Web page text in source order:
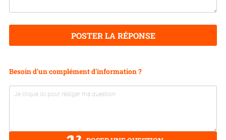
POSTER LA RÉPONSE
Besoin d'un complément d'information ?